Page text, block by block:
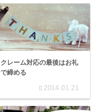
クレーム対応の最後はお礼
で締める
2014.01.21